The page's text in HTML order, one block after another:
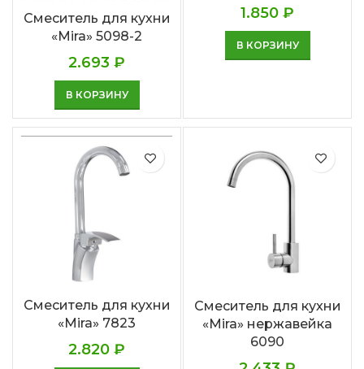
Смеситель для кухни
«Mira» 5098-2
2.693 ₽
В КОРЗИНУ
1.850 ₽
В КОРЗИНУ
Смеситель для кухни
«Mira» 7823
2.820 ₽
Смеситель для кухни
«Mira» нержавейка
6090